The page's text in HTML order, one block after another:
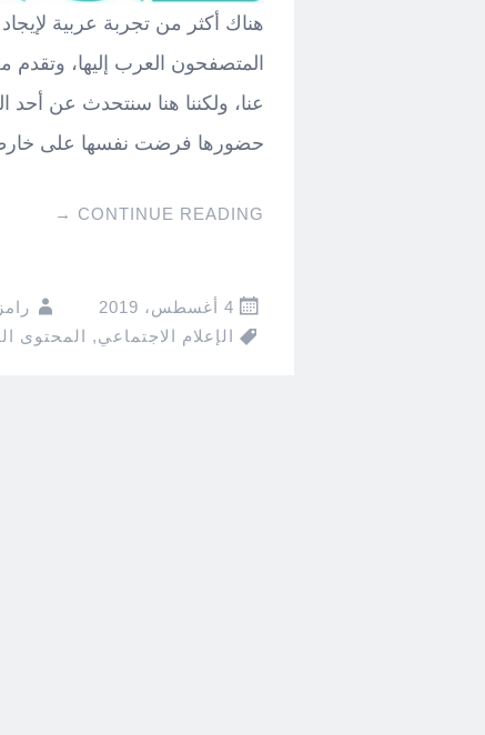
هناك أكثر من تجربة عربية
المتصفحون العرب إليها،
عنا، ولكننا هنا سنتحدث عن أحد
حضورها فرضت نفسها على
CONTINUE READING
→
4 أغسطس، 2019
الإعلام الاجتماعي, المحتوى